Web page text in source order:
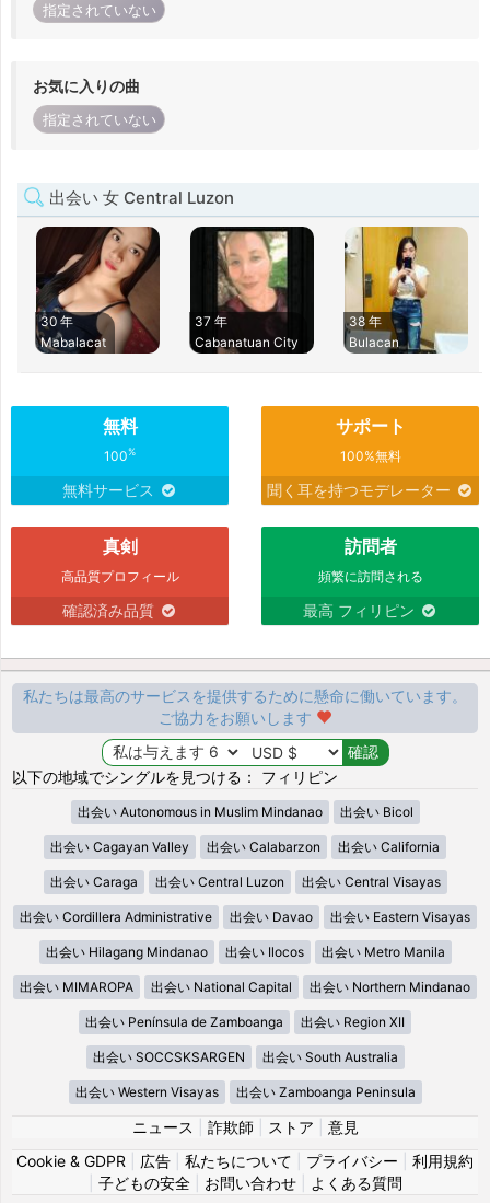
指定されていない
お気に入りの曲
指定されていない
出会い 女 Central Luzon
30 年
Mabalacat
37 年
Cabanatuan City
38 年
Bulacan
無料
100%
無料サービス
サポート
100%無料
聞く耳を持つモデレーター
真剣
高品質プロフィール
確認済み品質
訪問者
頻繁に訪問される
最高 フィリピン
私たちは最高のサービスを提供するために懸命に働いています。
ご協力をお願いします
以下の地域でシングルを見つける： フィリピン
出会い Autonomous in Muslim Mindanao 出会い Bicol
出会い Cagayan Valley 出会い Calabarzon 出会い California
出会い Caraga 出会い Central Luzon 出会い Central Visayas
出会い Cordillera Administrative 出会い Davao 出会い Eastern Visayas
出会い Hilagang Mindanao 出会い Ilocos 出会い Metro Manila
出会い MIMAROPA 出会い National Capital 出会い Northern Mindanao
出会い Península de Zamboanga 出会い Region XII
出会い SOCCSKSARGEN 出会い South Australia
出会い Western Visayas 出会い Zamboanga Peninsula
ニュース 詐欺師 ストア
意見
Cookie & GDPR
広告 私たちについて プライバシー
利用規約
子どもの安全| お問い合わせ| よくある質問